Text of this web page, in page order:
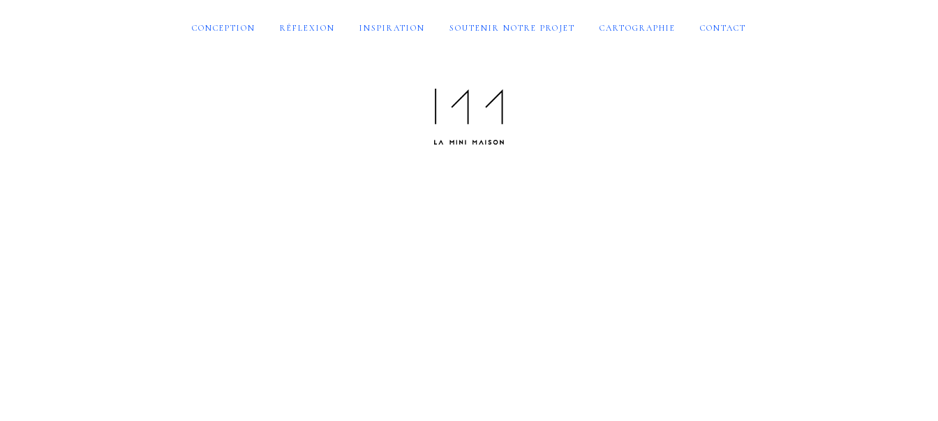
CONCEPTION RÉFLEXION INSPIRATION SOUTENIR NOTRE PROJET CARTOGRAPHIE CONTACT